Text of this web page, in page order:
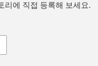
리에 직접 등록해 보세요.